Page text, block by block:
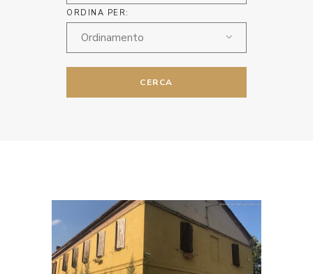
ORDINA PER:
Ordinamento
CERCA